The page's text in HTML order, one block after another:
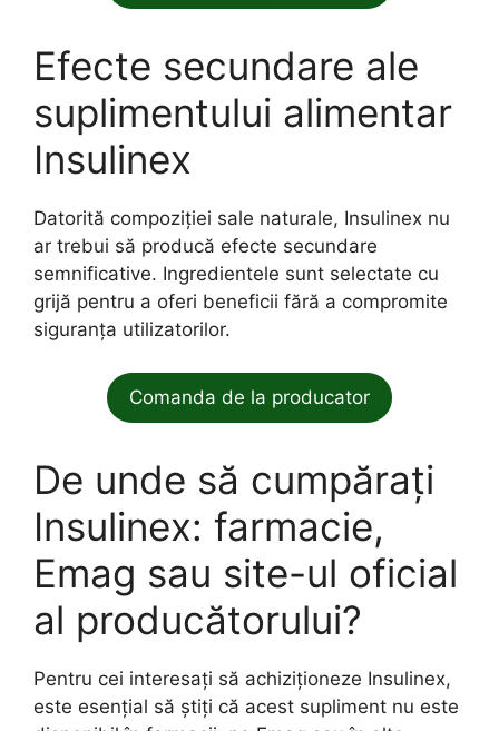
Efecte secundare ale
suplimentului alimentar
Insulinex
Datorită compoziției sale naturale, Insulinex nu
ar trebui să producă efecte secundare
semnificative. Ingredientele sunt selectate cu
grijă pentru a oferi beneficii fără a compromite
siguranța utilizatorilor.
Comanda de la producator
De unde să cumpărați
Insulinex: farmacie,
Emag sau site-ul oficial
al producătorului?
Pentru cei interesați să achiziționeze Insulinex,
este esențial să știți că acest supliment nu este